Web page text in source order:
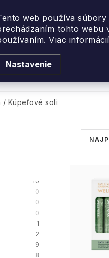
web používa súbory
tohto webu
Viac informácií
Nastavenie
vône
/ Kúpeľové soli
10
0
0
0
1
2
9
8
R